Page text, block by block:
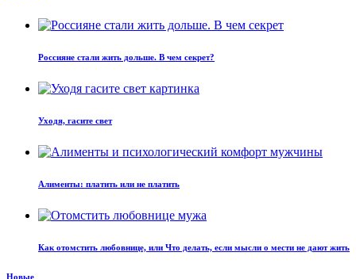
Россияне стали жить дольше. В чем секрет?
Уходя, гасите свет
Алименты: платить или не платить
Как отомстить любовнице, или Что делать, если мысли о мести не дают жить
Новые